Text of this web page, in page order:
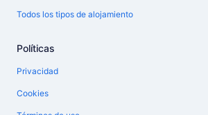
Todos los tipos de alojamiento
Políticas
Privacidad
Cookies